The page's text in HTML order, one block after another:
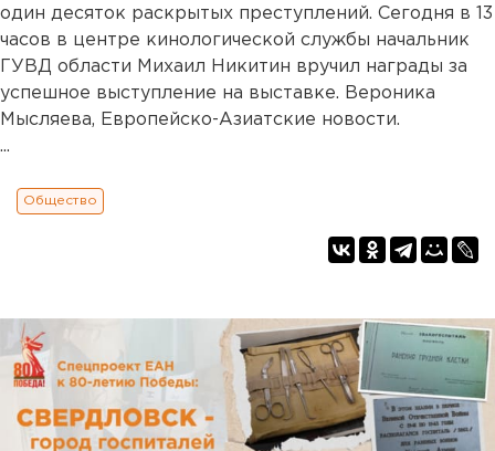
один десяток раскрытых преступлений. Сегодня в 13
часов в центре кинологической службы начальник
ГУВД области Михаил Никитин вручил награды за
успешное выступление на выставке. Вероника
Мысляева, Европейско-Азиатские новости.
...
Общество